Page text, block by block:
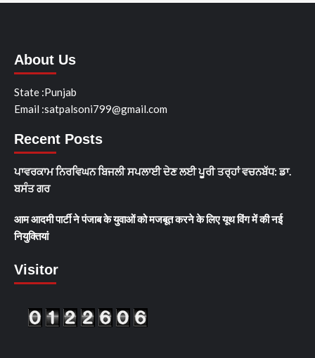
About Us
State :Punjab
Email :satpalsoni799@gmail.com
Recent Posts
ਪਾਵਰਕਾਮ ਨਿਰਵਿਘਨ ਬਿਜਲੀ ਸਪਲਾਈ ਦੇਣ ਲਈ ਪੂਰੀ ਤਰ੍ਹਾਂ ਵਚਨਬੱਧ: ਡਾ.
ਬਸੰਤ ਗਰ
आम आदमी पार्टी ने पंजाब के युवाओं को मजबूत करने के लिए यूथ विंग में की नई
नियुक्तियां
Visitor